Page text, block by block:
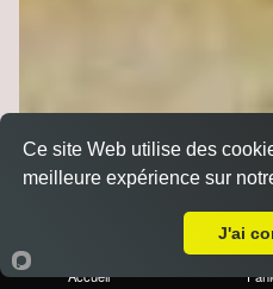
Accueil
Ce site Web utilise des
meilleure expérience sur
J'ai